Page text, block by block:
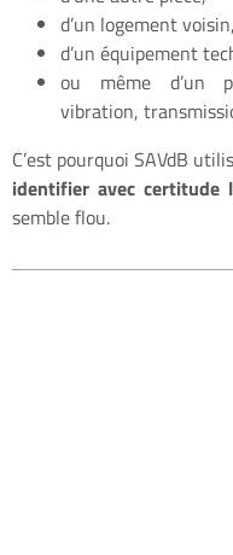
d’un logement voisin,
d’un équipement
ou même d’un
vibration,
C’est pourquoi SAVdB
identifier avec certitude
semble flou.